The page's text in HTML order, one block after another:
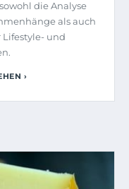
die Analyse
als auch
und
›